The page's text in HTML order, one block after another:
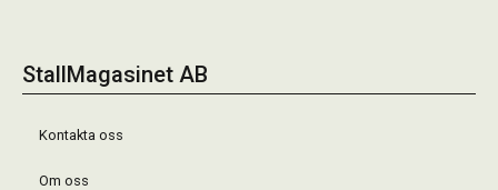
StallMagasinet AB
Kontakta oss
Om oss